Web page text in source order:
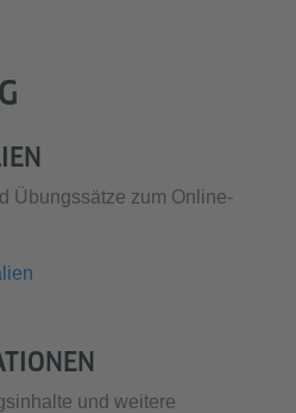
Übungssätze zum Online-
und weitere